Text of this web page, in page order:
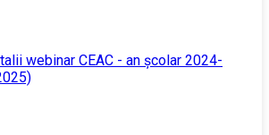
webinar CEAC - an școlar 2024-